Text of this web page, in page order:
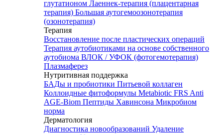
глутатионом Лаеннек-терапия (плацентарная
терапия) Большая аутогемоозонотерапия
(озонотерапия)
Терапия
Восстановление после пластических операций
Терапия аутобиотиками на основе собственного
аутобиома ВЛОК / УФОК (фотогемотерапия)
Плазмаферез
Нутритивная поддержка
БАДы и пробиотики Питьевой коллаген
Коллоидные фитоформулы Metabiotic FRS Anti
AGE-Biom Пептиды Хавинсона Микробиом
норма
Дерматология
Диагностика новообразований Удаление